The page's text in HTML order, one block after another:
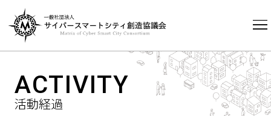
HOME ACTIVITY
活動経過
ACTIVITY